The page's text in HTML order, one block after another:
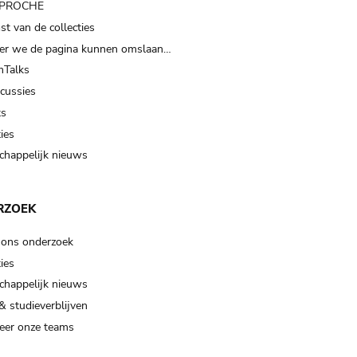
van de collecties
we de pagina kunnen omslaan…
nieuws
onderzoek
nieuws
studieverblijven
onze teams